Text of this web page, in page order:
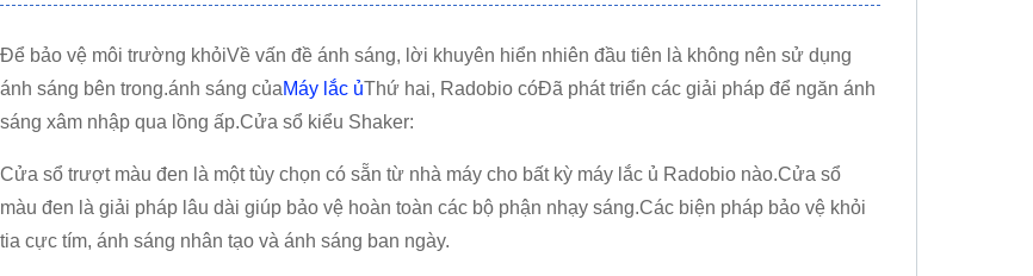
Để bảo vệ môi trường khỏiVề vấn đề ánh sáng, lời khuyên hiển nhiên đầu tiên là không nên sử dụng
ánh sáng bên trong.ánh sáng củaMáy lắc ủThứ hai, Radobio cóĐã phát triển các giải pháp để ngăn ánh
sáng xâm nhập qua lồng ấp.Cửa sổ kiểu Shaker:
Cửa sổ trượt màu đen là một tùy chọn có sẵn từ nhà máy cho bất kỳ máy lắc ủ Radobio nào.Cửa sổ
màu đen là giải pháp lâu dài giúp bảo vệ hoàn toàn các bộ phận nhạy sáng.Các biện pháp bảo vệ khỏi
tia cực tím, ánh sáng nhân tạo và ánh sáng ban ngày.